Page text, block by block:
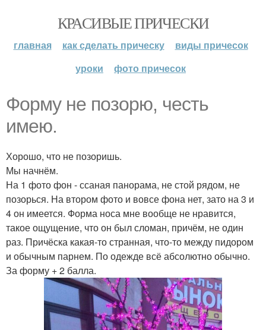
КРАСИВЫЕ ПРИЧЕСКИ
главная как сделать прическу
виды причесок
уроки
фото причесок
Форму не позорю, честь
имею.
Хорошо, что не позоришь.
Мы начнём.
На 1 фото фон - ссаная панорама, не стой рядом, не
позорься. На втором фото и вовсе фона нет, зато на 3 и
4 он имеется. Форма носа мне вообще не нравится,
такое ощущение, что он был сломан, причём, не один
раз. Причёска какая-то странная, что-то между пидором
и обычным парнем. По одежде всё абсолютно обычно.
За форму + 2 балла.